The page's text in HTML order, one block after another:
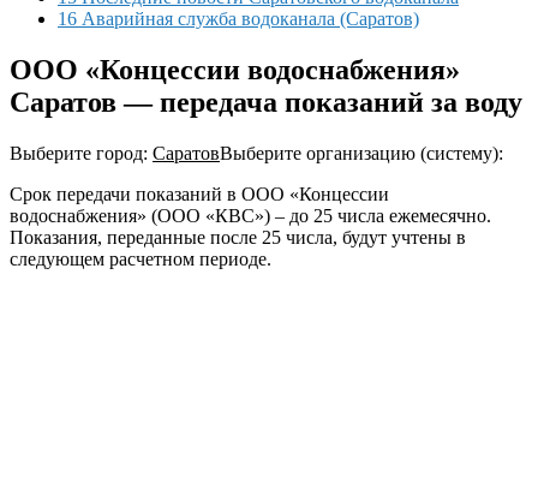
16 Аварийная служба водоканала (Саратов)
ООО «Концессии водоснабжения»
Саратов — передача показаний за воду
Выберите город: СаратовВыберите организацию (систему):
Срок передачи показаний в ООО «Концессии
водоснабжения» (ООО «КВС») – до 25 числа ежемесячно.
Показания, переданные после 25 числа, будут учтены в
следующем расчетном периоде.